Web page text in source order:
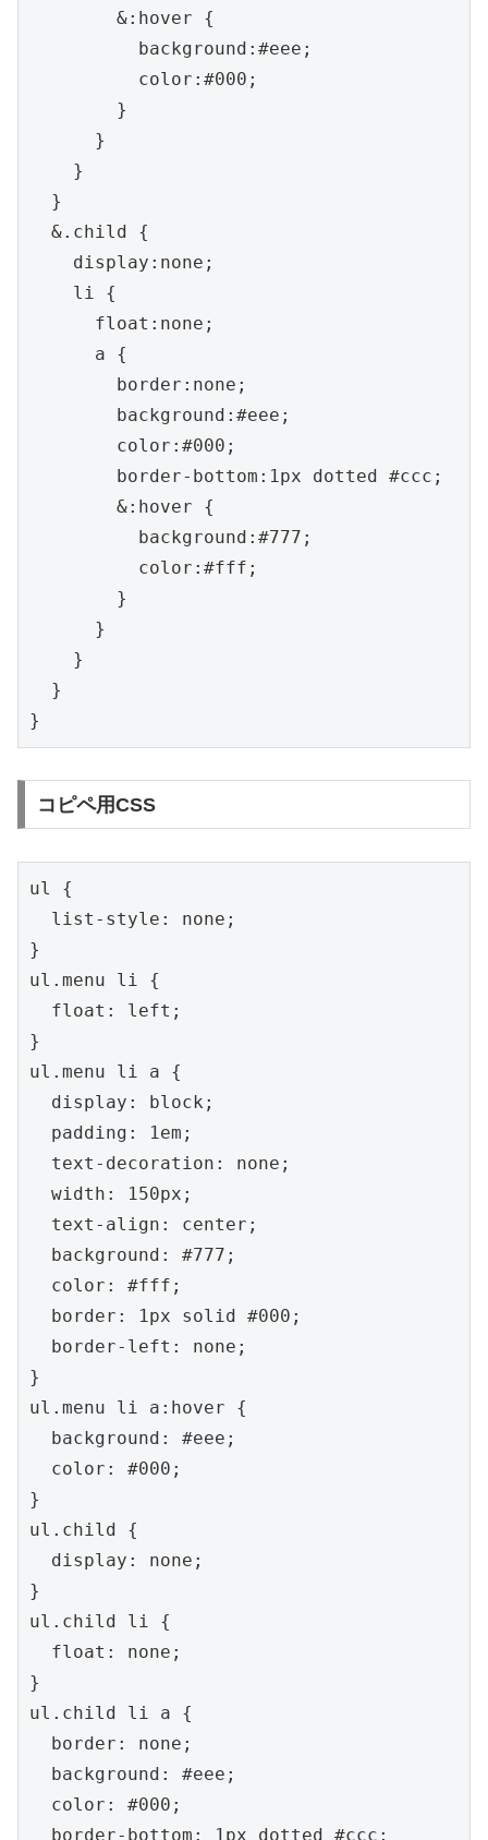
        &:hover {
          background:#eee;
          color:#000;
        }
      }
    }
  }
  &.child {
    display:none;
    li {
      float:none;
      a {
        border:none;
        background:#eee;
        color:#000;
        border-bottom:1px dotted #ccc;
        &:hover {
          background:#777;
          color:#fff;
        }
      }
    }
  }
}
コピペ用CSS
ul {
  list-style: none;
}
ul.menu li {
  float: left;
}
ul.menu li a {
  display: block;
  padding: 1em;
  text-decoration: none;
  width: 150px;
  text-align: center;
  background: #777;
  color: #fff;
  border: 1px solid #000;
  border-left: none;
}
ul.menu li a:hover {
  background: #eee;
  color: #000;
}
ul.child {
  display: none;
}
ul.child li {
  float: none;
}
ul.child li a {
  border: none;
  background: #eee;
  color: #000;
  border-bottom: 1px dotted #ccc;